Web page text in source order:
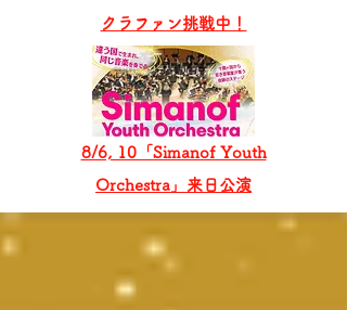
8/6, 10「Simanof Youth
Orchestra」来日公演
​クラファン挑戦中！